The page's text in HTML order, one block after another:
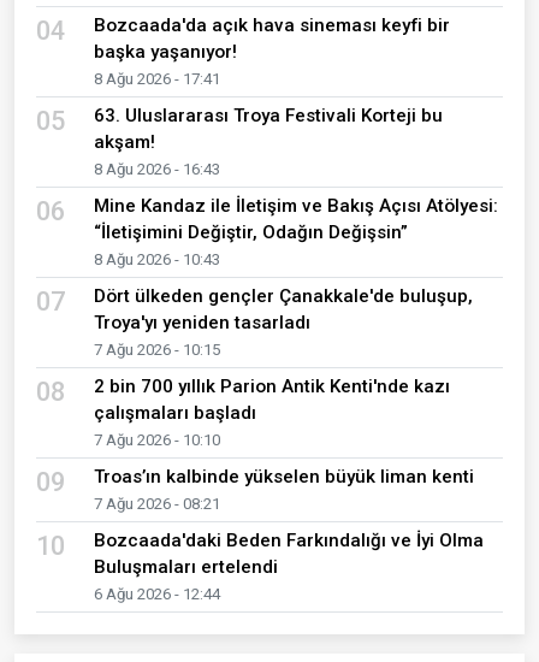
04
Bozcaada'da açık hava sineması keyfi bir
başka yaşanıyor!
8 Ağu 2026 - 17:41
05
63. Uluslararası Troya Festivali Korteji bu
akşam!
8 Ağu 2026 - 16:43
06
Mine Kandaz ile İletişim ve Bakış Açısı Atölyesi:
“İletişimini Değiştir, Odağın Değişsin”
8 Ağu 2026 - 10:43
07
Dört ülkeden gençler Çanakkale'de buluşup,
Troya'yı yeniden tasarladı
7 Ağu 2026 - 10:15
08
2 bin 700 yıllık Parion Antik Kenti'nde kazı
çalışmaları başladı
7 Ağu 2026 - 10:10
09 Troas’ın kalbinde yükselen büyük liman kenti
7 Ağu 2026 - 08:21
10
Bozcaada'daki Beden Farkındalığı ve İyi Olma
Buluşmaları ertelendi
6 Ağu 2026 - 12:44